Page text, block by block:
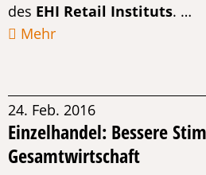
des EHI Retail Instituts. …
Mehr
24. Feb. 2016
Einzelhandel: Bessere
Gesamtwirtschaft